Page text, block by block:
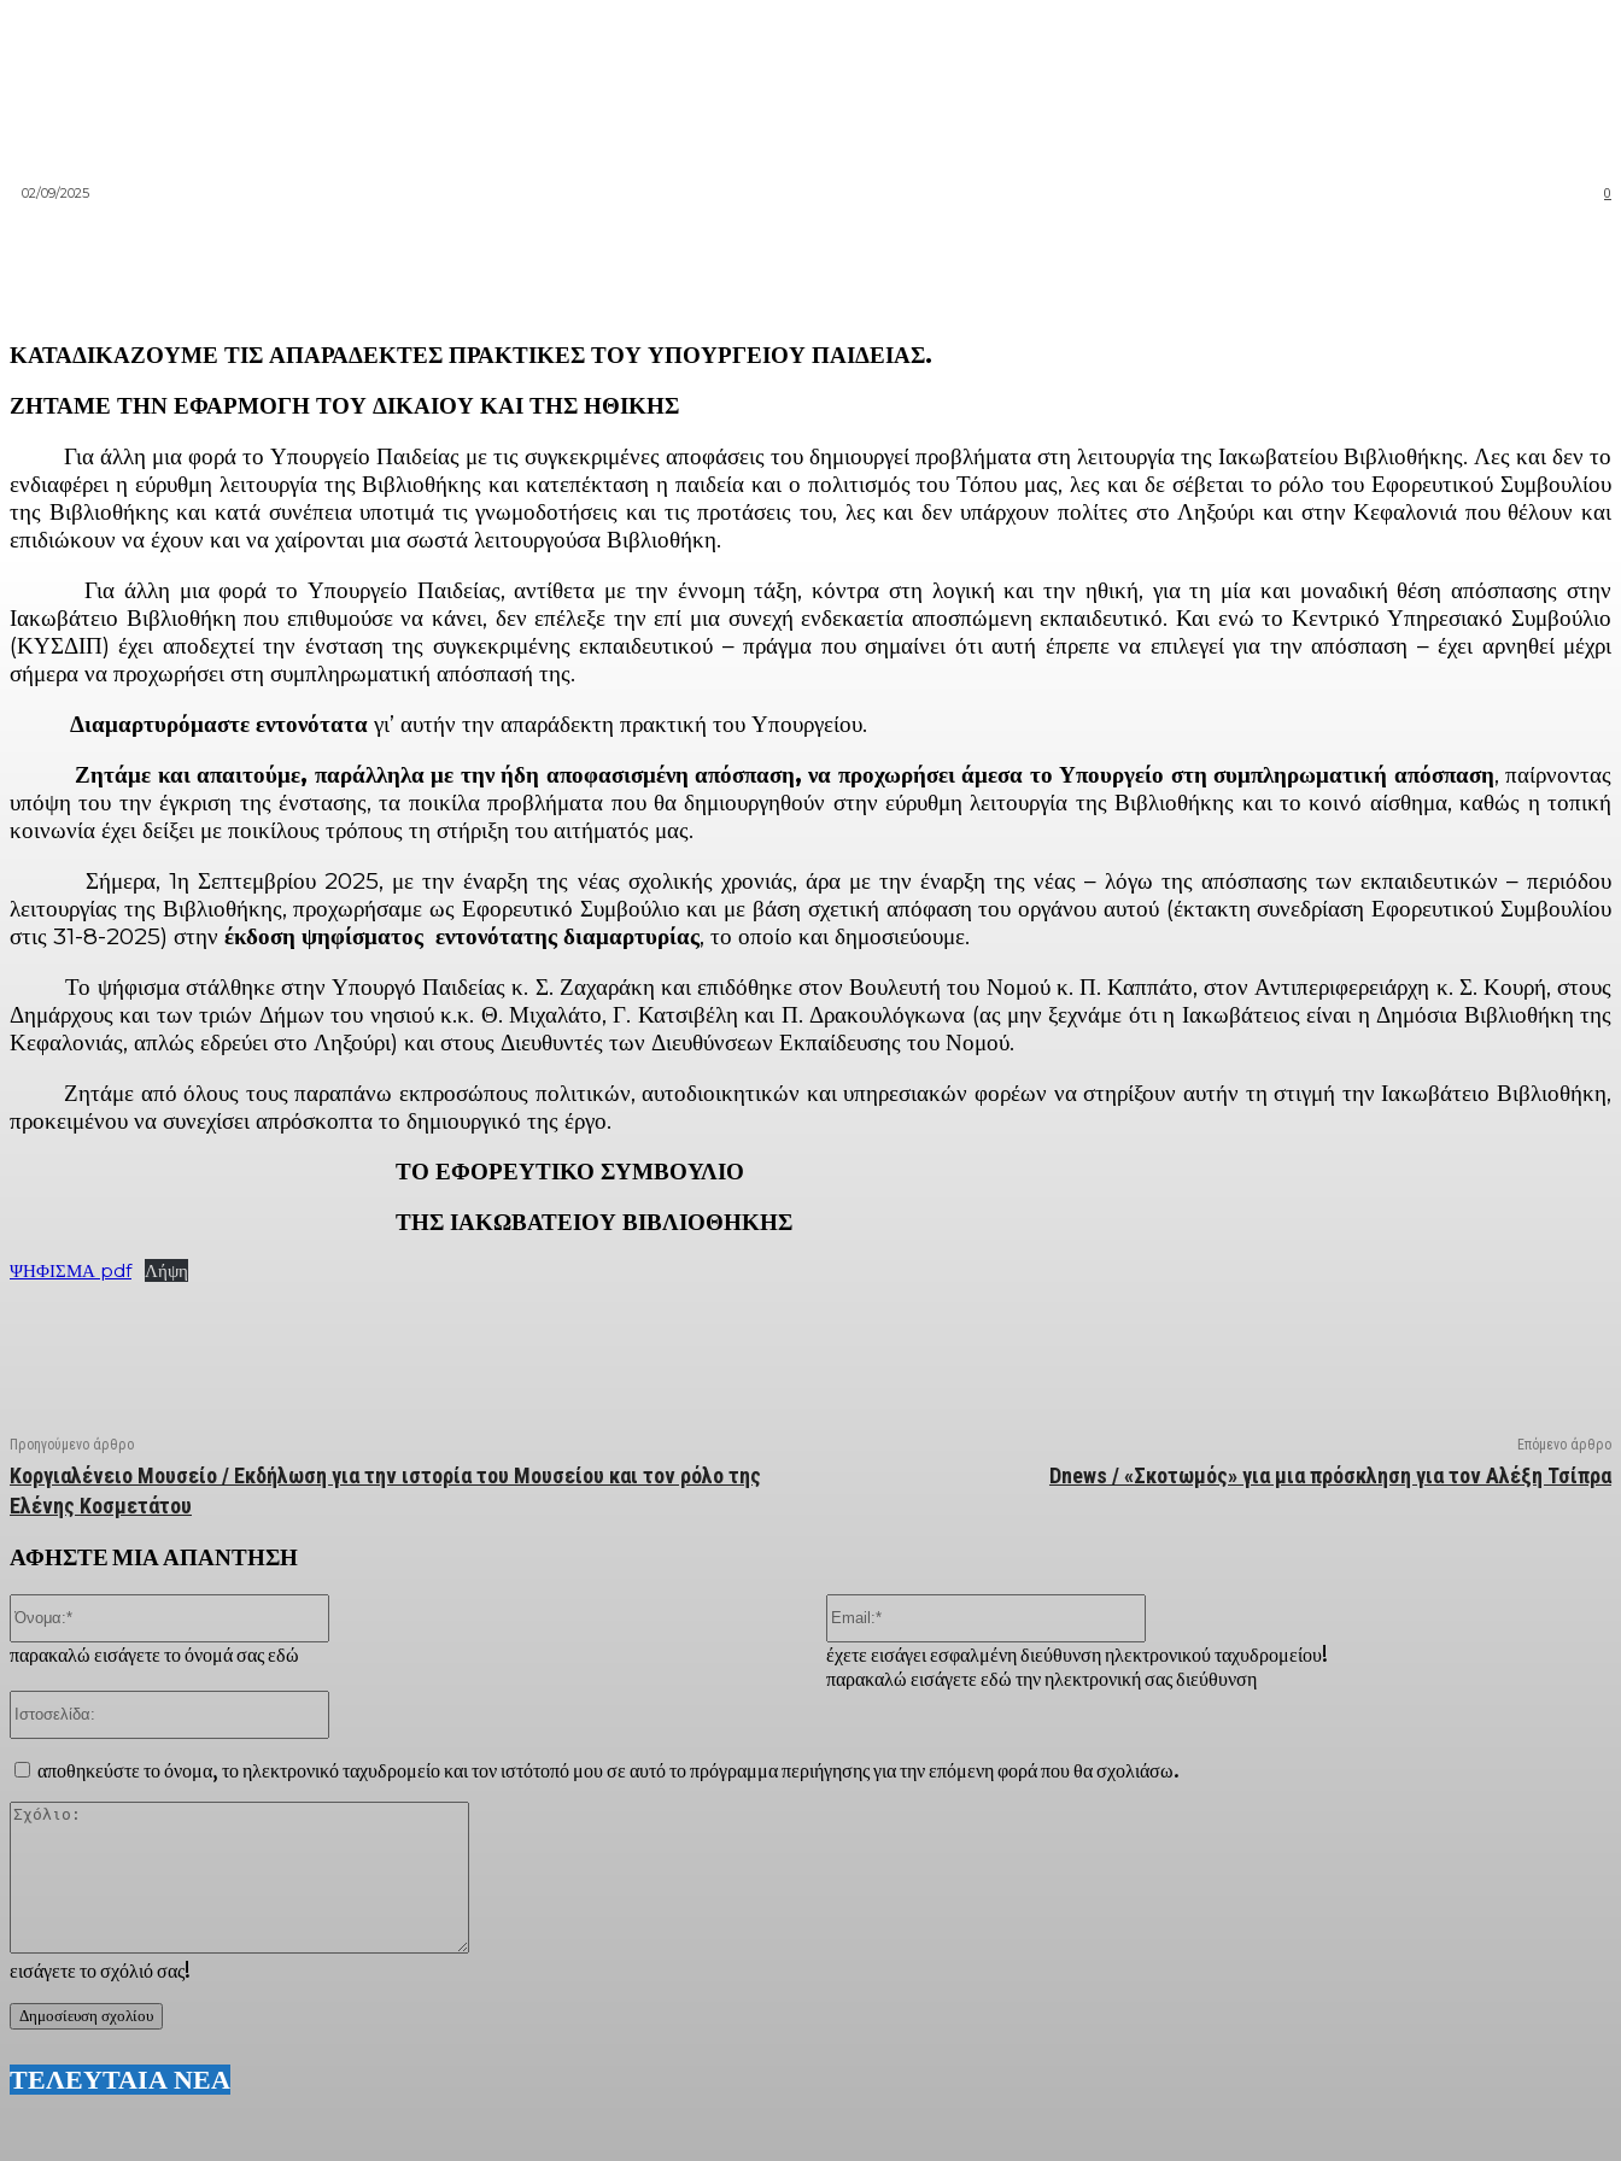
0
02/09/2025
ΚΑΤΑΔΙΚΑΖΟΥΜΕ ΤΙΣ ΑΠΑΡΑΔΕΚΤΕΣ ΠΡΑΚΤΙΚΕΣ ΤΟΥ ΥΠΟΥΡΓΕΙΟΥ ΠΑΙΔΕΙΑΣ.
ΖΗΤΑΜΕ ΤΗΝ ΕΦΑΡΜΟΓΗ ΤΟΥ ΔΙΚΑΙΟΥ ΚΑΙ ΤΗΣ ΗΘΙΚΗΣ
Για άλλη μια φορά το Υπουργείο Παιδείας με τις συγκεκριμένες αποφάσεις του δημιουργεί προβλήματα στη λειτουργία της Ιακωβατείου Βιβλιοθήκης. Λες και δεν το
ενδιαφέρει η εύρυθμη λειτουργία της Βιβλιοθήκης και κατεπέκταση η παιδεία και ο πολιτισμός του Τόπου μας, λες και δε σέβεται το ρόλο του Εφορευτικού Συμβουλίου
της Βιβλιοθήκης και κατά συνέπεια υποτιμά τις γνωμοδοτήσεις και τις προτάσεις του, λες και δεν υπάρχουν πολίτες στο Ληξούρι και στην Κεφαλονιά που θέλουν και
επιδιώκουν να έχουν και να χαίρονται μια σωστά λειτουργούσα Βιβλιοθήκη.
Για άλλη μια φορά το Υπουργείο Παιδείας, αντίθετα με την έννομη τάξη, κόντρα στη λογική και την ηθική, για τη μία και μοναδική θέση απόσπασης στην
Ιακωβάτειο Βιβλιοθήκη που επιθυμούσε να κάνει, δεν επέλεξε την επί μια συνεχή ενδεκαετία αποσπώμενη εκπαιδευτικό. Και ενώ το Κεντρικό Υπηρεσιακό Συμβούλιο
(ΚΥΣΔΙΠ) έχει αποδεχτεί την ένσταση της συγκεκριμένης εκπαιδευτικού – πράγμα που σημαίνει ότι αυτή έπρεπε να επιλεγεί για την απόσπαση – έχει αρνηθεί μέχρι
σήμερα να προχωρήσει στη συμπληρωματική απόσπασή της.
Διαμαρτυρόμαστε εντονότατα γι’ αυτήν την απαράδεκτη πρακτική του Υπουργείου.
Ζητάμε και απαιτούμε, παράλληλα με την ήδη αποφασισμένη απόσπαση, να προχωρήσει άμεσα το Υπουργείο στη συμπληρωματική απόσπαση, παίρνοντας
υπόψη του την έγκριση της ένστασης, τα ποικίλα προβλήματα που θα δημιουργηθούν στην εύρυθμη λειτουργία της Βιβλιοθήκης και το κοινό αίσθημα, καθώς η τοπική
κοινωνία έχει δείξει με ποικίλους τρόπους τη στήριξη του αιτήματός μας.
Σήμερα, 1η Σεπτεμβρίου 2025, με την έναρξη της νέας σχολικής χρονιάς, άρα με την έναρξη της νέας – λόγω της απόσπασης των εκπαιδευτικών – περιόδου
λειτουργίας της Βιβλιοθήκης, προχωρήσαμε ως Εφορευτικό Συμβούλιο και με βάση σχετική απόφαση του οργάνου αυτού (έκτακτη συνεδρίαση Εφορευτικού Συμβουλίου
στις 31-8-2025) στην έκδοση ψηφίσματος εντονότατης διαμαρτυρίας, το οποίο και δημοσιεύουμε.
Το ψήφισμα στάλθηκε στην Υπουργό Παιδείας κ. Σ. Ζαχαράκη και επιδόθηκε στον Βουλευτή του Νομού κ. Π. Καππάτο, στον Αντιπεριφερειάρχη κ. Σ. Κουρή, στους
Δημάρχους και των τριών Δήμων του νησιού κ.κ. Θ. Μιχαλάτο, Γ. Κατσιβέλη και Π. Δρακουλόγκωνα (ας μην ξεχνάμε ότι η Ιακωβάτειος είναι η Δημόσια Βιβλιοθήκη της
Κεφαλονιάς, απλώς εδρεύει στο Ληξούρι) και στους Διευθυντές των Διευθύνσεων Εκπαίδευσης του Νομού.
Ζητάμε από όλους τους παραπάνω εκπροσώπους πολιτικών, αυτοδιοικητικών και υπηρεσιακών φορέων να στηρίξουν αυτήν τη στιγμή την Ιακωβάτειο Βιβλιοθήκη,
προκειμένου να συνεχίσει απρόσκοπτα το δημιουργικό της έργο.
ΤΟ ΕΦΟΡΕΥΤΙΚΟ ΣΥΜΒΟΥΛΙΟ
ΤΗΣ ΙΑΚΩΒΑΤΕΙΟΥ ΒΙΒΛΙΟΘΗΚΗΣ
ΨΗΦΙΣΜΑ pdf Λήψη
Προηγούμενο άρθρο
Κοργιαλένειο Μουσείο / Εκδήλωση για την ιστορία του Μουσείου και τον ρόλο της
Ελένης Κοσμετάτου
Επόμενο άρθρο
Dnews / «Σκοτωμός» για μια πρόσκληση για τον Αλέξη Τσίπρα
ΑΦΗΣΤΕ ΜΙΑ ΑΠΑΝΤΗΣΗ
εισάγετε το σχόλιό σας!
παρακαλώ εισάγετε το όνομά σας εδώ
έχετε εισάγει εσφαλμένη διεύθυνση ηλεκτρονικού ταχυδρομείου!
παρακαλώ εισάγετε εδώ την ηλεκτρονική σας διεύθυνση
αποθηκεύστε το όνομα, το ηλεκτρονικό ταχυδρομείο και τον ιστότοπό μου σε αυτό το πρόγραμμα περιήγησης για την επόμενη φορά που θα σχολιάσω.
ΤΕΛΕΥΤΑΙΑ ΝΕΑ